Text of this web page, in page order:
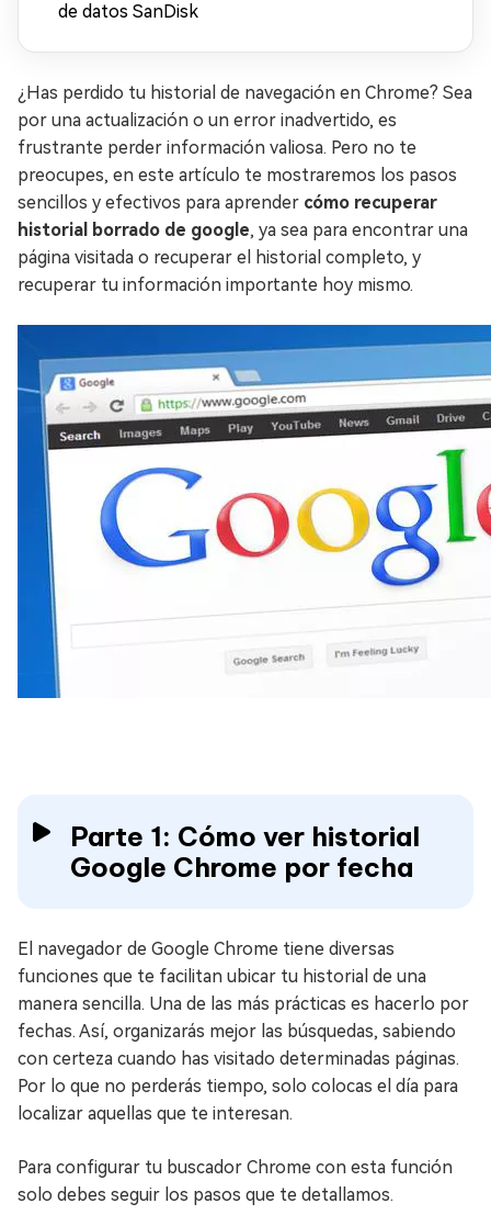
de datos SanDisk
¿Has perdido tu historial de navegación en Chrome? Sea
por una actualización o un error inadvertido, es
frustrante perder información valiosa. Pero no te
preocupes, en este artículo te mostraremos los pasos
sencillos y efectivos para aprender cómo recuperar
historial borrado de google, ya sea para encontrar una
página visitada o recuperar el historial completo, y
recuperar tu información importante hoy mismo.
Parte 1: Cómo ver historial
Google Chrome por fecha
El navegador de Google Chrome tiene diversas
funciones que te facilitan ubicar tu historial de una
manera sencilla. Una de las más prácticas es hacerlo por
fechas. Así, organizarás mejor las búsquedas, sabiendo
con certeza cuando has visitado determinadas páginas.
Por lo que no perderás tiempo, solo colocas el día para
localizar aquellas que te interesan.
Para configurar tu buscador Chrome con esta función
solo debes seguir los pasos que te detallamos.